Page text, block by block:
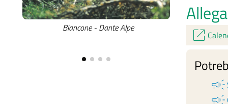
Biancone - Dante Alpe Fiori
open_in_new
campaign
campaign